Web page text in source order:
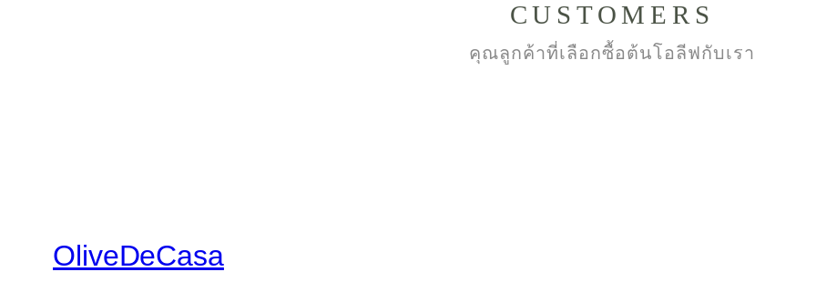
CUSTOMERS
คุณลูกค้าที่เลือกซื้อต้นโอลีฟกับเรา
OliveDeCasa